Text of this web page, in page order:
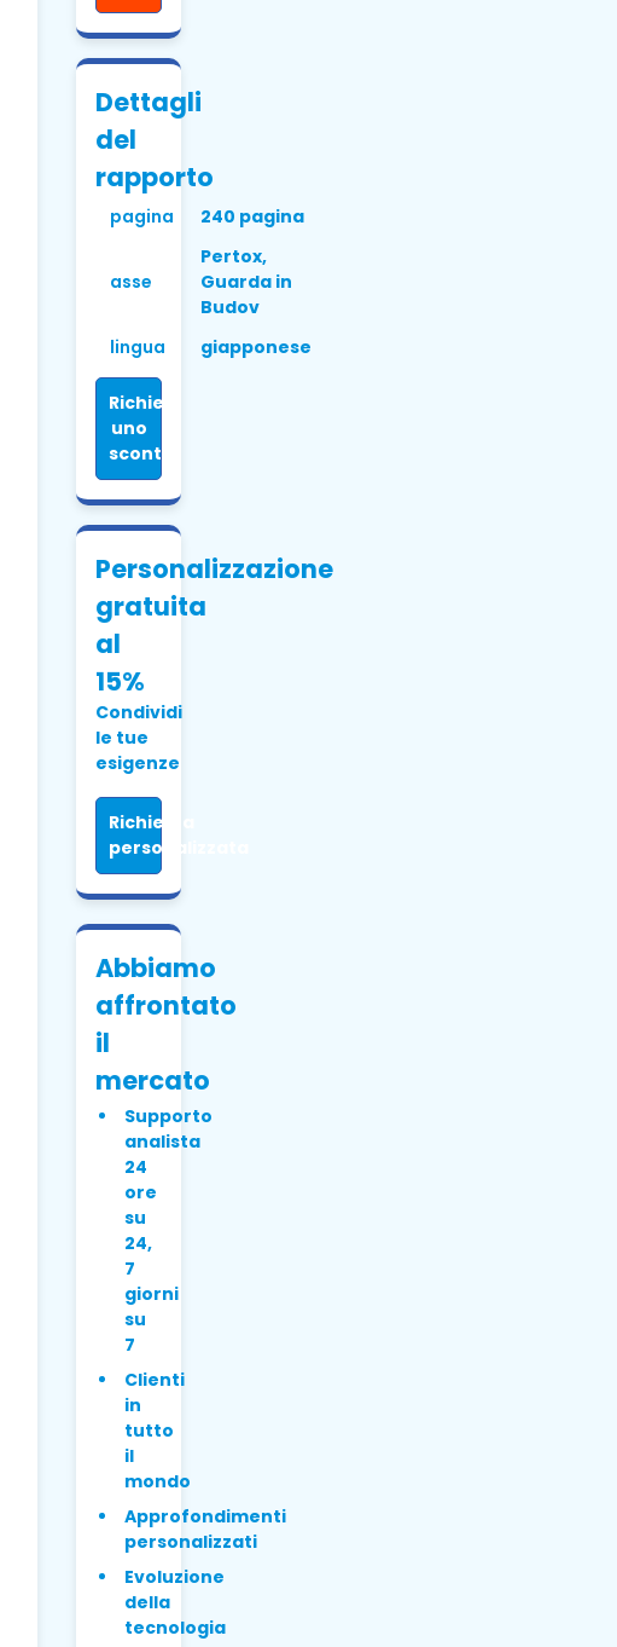
Dettagli
del
rapporto
pagina 240 pagina
asse
Pertox,
Guarda in
Budov
lingua
giapponese
Richiedi
uno
sconto
Personalizzazione
gratuita
al
15%
Condividi
le tue
esigenze
Richiesta
personalizzata
Abbiamo
affrontato
il
mercato
Supporto
analista
24
ore
su
24,
7
giorni
su
7
Clienti
in
tutto
il
mondo
Approfondimenti
personalizzati
Evoluzione
della
tecnologia